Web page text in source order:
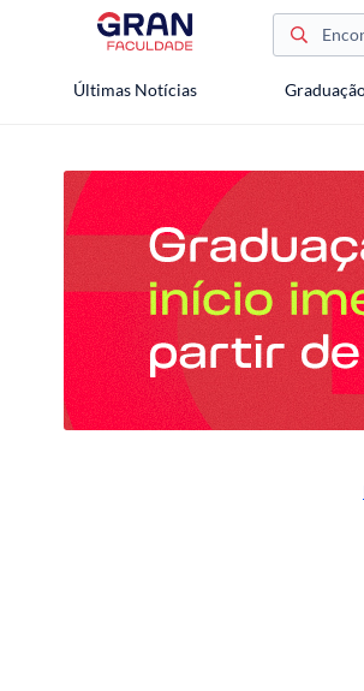
Últimas Notícias